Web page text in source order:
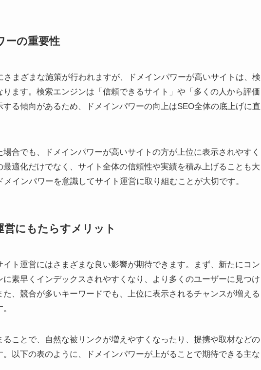
ーの重要性
まざまな施策が行われますが、ドメインパワーが高いサイトは、検
ます。検索エンジンは「信頼できるサイト」や「多くの人から評価
る傾向があるため、ドメインパワーの向上はSEO全体の底上げに直
合でも、ドメインパワーが高いサイトの方が上位に表示されやすく
適化だけでなく、サイト全体の信頼性や実績を積み上げることも大
インパワーを意識してサイト運営に取り組むことが大切です。
営にもたらすメリット
イト運営にはさまざまな良い影響が期待できます。まず、新たにコン
素早くインデックスされやすくなり、より多くのユーザーに見つけ
、競合が多いキーワードでも、上位に表示されるチャンスが増える
ことで、自然な被リンクが増えやすくなったり、提携や取材などの
以下の表のように、ドメインパワーが上がることで期待できる主な